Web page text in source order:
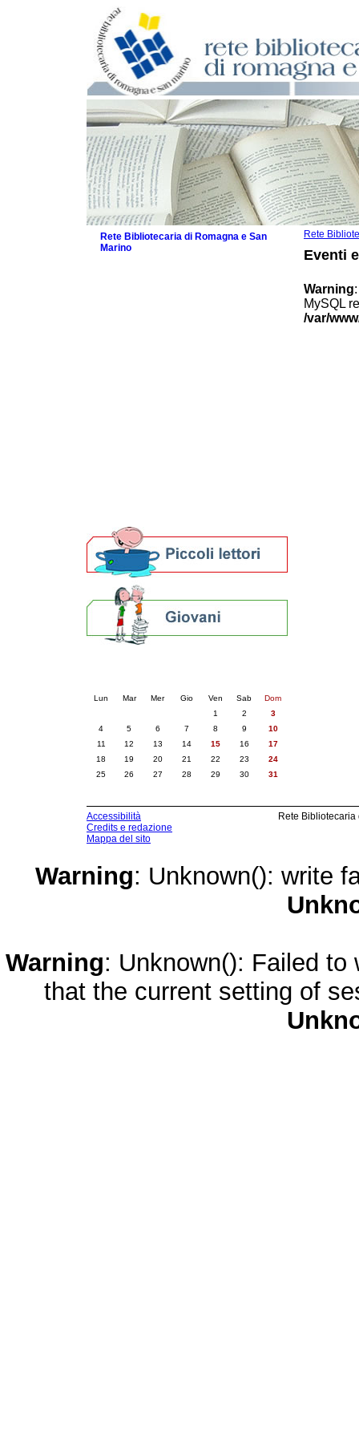
Rete
Eventi
Warning
MySQL
/var/
Rete Bibliotecaria di Romagna e San
Marino
Lun Mar Mer Gio Ven Sab
Dom
1
2
3
4
5 6 7 8 9
10
11
12 13 14 15 16
17
18
19 20 21 22 23
24
25
26 27 28 29 30 31
Accessibilità
Credits e redazione
Mappa del sito
Rete
Warning: Unknown(): write
Warning: Unknown(): Failed
that the current setting of